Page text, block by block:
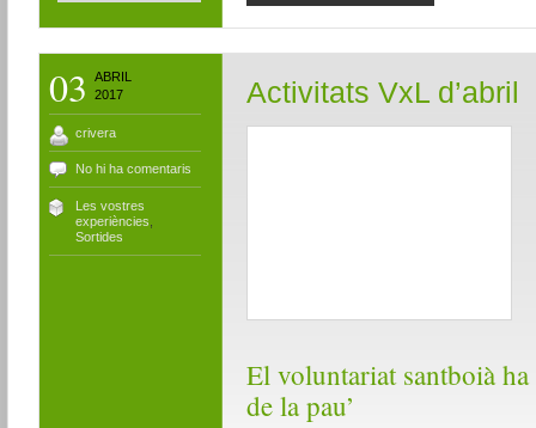
03
ABRIL
2017
crivera
No hi ha comentaris
Les vostres
experiències
Sortides
Activitats VxL d’abril
El voluntariat santboià ha
de la pau’